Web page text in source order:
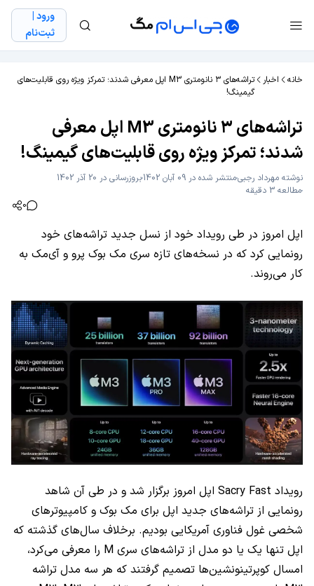
ورود |
ثبت‌نام
خانه اخبار
تراشه‌های ۳ نانومتری M3 اپل معرفی شدند؛ تمرکز ویژه روی قابلیت‌های
گیمینگ!
تراشه‌های ۳ نانومتری M3 اپل معرفی
شدند؛ تمرکز ویژه روی قابلیت‌های گیمینگ!
نوشته مهرداد رجبیمنتشر شده در 09 آبان 1402
بروزرسانی در 20 آذر 1402
مطالعه 3 دقیقه
0
اپل امروز در طی رویداد خود از نسل جدید تراشه‌های خود
رونمایی کرد که در نسخه‌های تازه سری مک بوک پرو و آی‌مک به
کار می‌روند.
رویداد Sacry Fast اپل امروز برگزار شد و در طی آن شاهد
رونمایی از تراشه‌های جدید اپل برای مک بوک و کامپیوترهای
شخصی غول فناوری آمریکایی بودیم. برخلاف سال‌های گذشته که
اپل تنها یک یا دو مدل از تراشه‌های سری M را معرفی می‌کرد،
امسال کوپرتینونشین‌ها تصمیم گرفتند که هر سه مدل تراشه